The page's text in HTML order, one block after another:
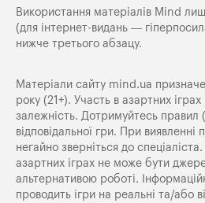
Використання матеріалів Mind
(для інтернет-видань —
нижче третього абзацу.
Матеріали сайту mind.ua
року (21+). Участь в азартних
залежність. Дотримуйтесь правил
відповідальної гри. При
негайно зверніться до
азартних іграх не може бути
альтернативою роботі.
проводить ігри на реальні та/або